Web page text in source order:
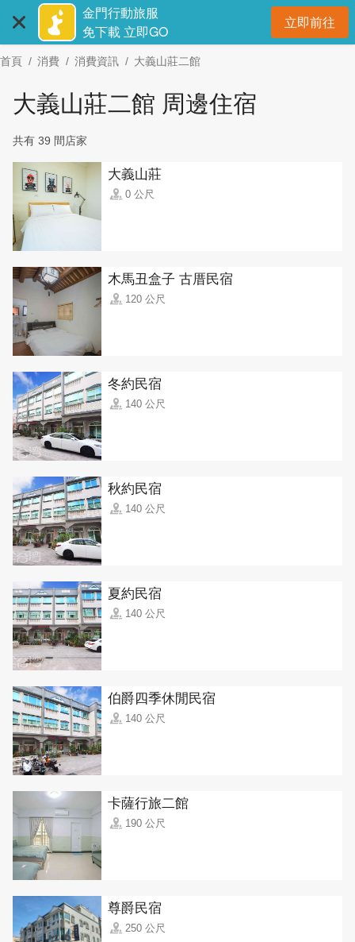
主
要
金門行動旅服
免下載 立即GO
立即前往開
首頁 消費 消費資訊 大義山莊二館
大義山莊二館 周邊住宿
共有 39 間店家
大義山莊
0 公尺
木馬丑盒子 古厝民宿
120 公尺
冬約民宿
140 公尺
秋約民宿
140 公尺
夏約民宿
140 公尺
伯爵四季休閒民宿
140 公尺
卡薩行旅二館
190 公尺
尊爵民宿
250 公尺